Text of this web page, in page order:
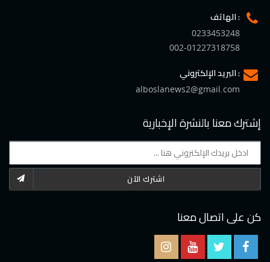
الهاتف :
0233453248
002-01227318758
البريد الإلكتروني :
alboslanews2@gmail.com
إشترك معنا بالنشرة الإخبارية
اشترك الآن
كن على اتصال معنا